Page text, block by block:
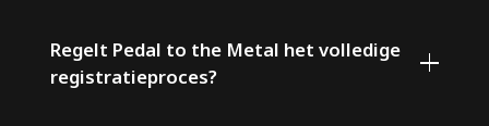
Regelt Pedal to the Metal het volledige
registratieproces?